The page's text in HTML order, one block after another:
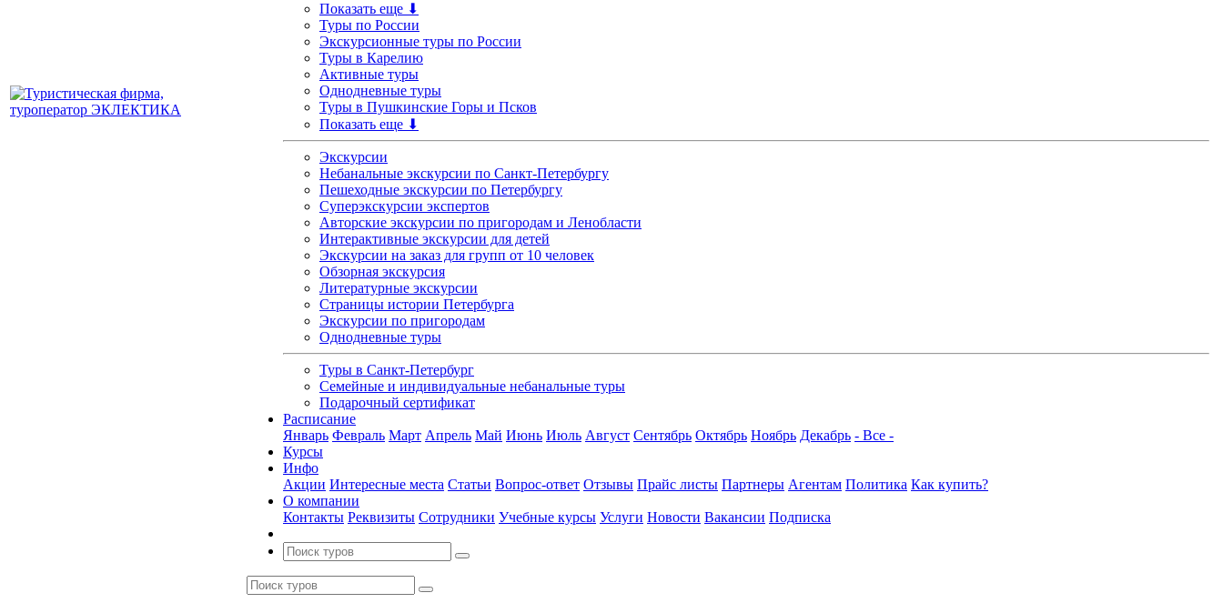
Показать еще ⬇
Туры по России
Экскурсионные туры по России
Туры в Карелию
Активные туры
Однодневные туры
Туры в Пушкинские Горы и Псков
Показать еще ⬇
Экскурсии
Небанальные экскурсии по Санкт-Петербургу
Пешеходные экскурсии по Петербургу
Суперэкскурсии экспертов
Авторские экскурсии по пригородам и Ленобласти
Интерактивные экскурсии для детей
Экскурсии на заказ для групп от 10 человек
Обзорная экскурсия
Литературные экскурсии
Страницы истории Петербурга
Экскурсии по пригородам
Однодневные туры
Туры в Санкт-Петербург
Семейные и индивидуальные небанальные туры
Подарочный сертификат
Расписание
Январь Февраль Март Апрель Май Июнь Июль Август Сентябрь Октябрь Ноябрь Декабрь - Все -
Курсы
Инфо
Акции Интересные места Статьи Вопрос-ответ Отзывы Прайс листы Партнеры Агентам Политика Как купить?
О компании
Контакты Реквизиты Сотрудники Учебные курсы Услуги Новости Вакансии Подписка